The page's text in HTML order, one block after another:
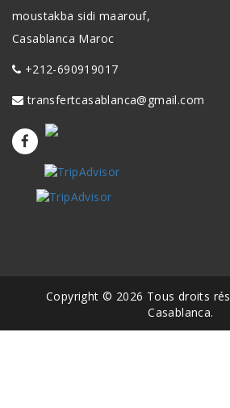
moustakba sidi maarouf,
Casablanca Maroc
+212-690919017
transfertcasablanca@gmail.com
Copyright © 2026 Tous droits
Casablanca.